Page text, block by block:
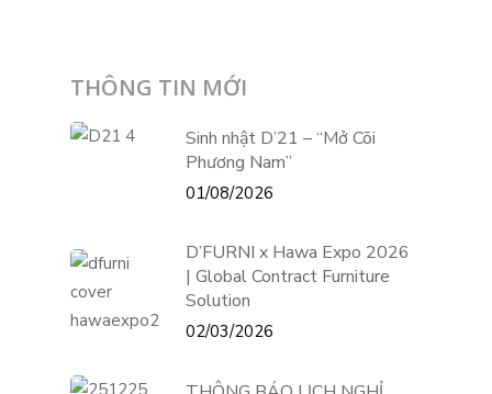
THÔNG TIN MỚI
Sinh nhật D’21 – “Mở Cõi
Phương Nam”
01/08/2026
D’FURNI x Hawa Expo 2026
| Global Contract Furniture
Solution
02/03/2026